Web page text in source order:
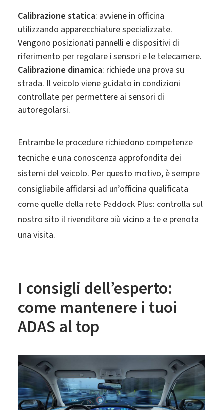
Calibrazione statica: avviene in officina
utilizzando apparecchiature specializzate.
Vengono posizionati pannelli e dispositivi di
riferimento per regolare i sensori e le telecamere.
Calibrazione dinamica: richiede una prova su
strada. Il veicolo viene guidato in condizioni
controllate per permettere ai sensori di
autoregolarsi.
Entrambe le procedure richiedono competenze
tecniche e una conoscenza approfondita dei
sistemi del veicolo. Per questo motivo, è sempre
consigliabile affidarsi ad un’officina qualificata
come quelle della rete Paddock Plus: controlla sul
nostro sito il rivenditore più vicino a te e prenota
una visita.
I consigli dell’esperto:
come mantenere i tuoi
ADAS al top